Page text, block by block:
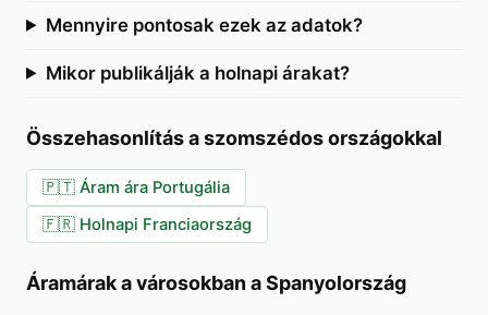
Mennyire pontosak ezek az adatok?
Mikor publikálják a holnapi árakat?
Összehasonlítás a szomszédos országokkal
🇵🇹 Áram ára Portugália
🇫🇷 Holnapi Franciaország
Áramárak a városokban a Spanyolország